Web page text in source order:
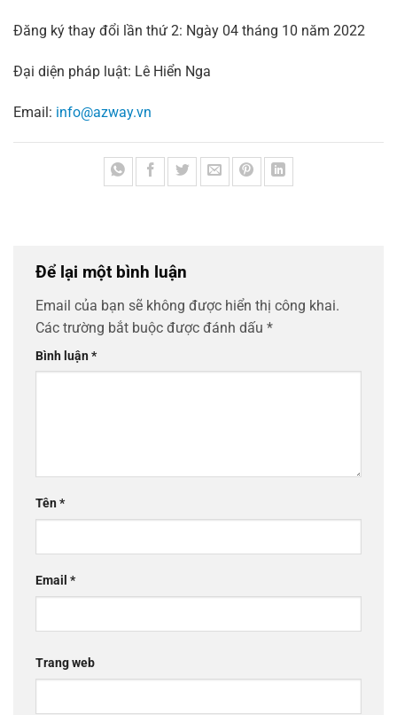
Đăng ký thay đổi lần thứ 2: Ngày 04 tháng 10 năm 2022
Đại diện pháp luật: Lê Hiển Nga
Email: info@azway.vn
Để lại một bình luận
Email của bạn sẽ không được hiển thị công khai.
Các trường bắt buộc được đánh dấu *
Bình luận*
Tên*
Email *
Trang web